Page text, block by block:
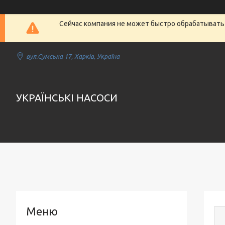
Сейчас компания не может быстро
вул.Сумська 17, Харків, Україна
УКРАЇНСЬКІ НАСОСИ